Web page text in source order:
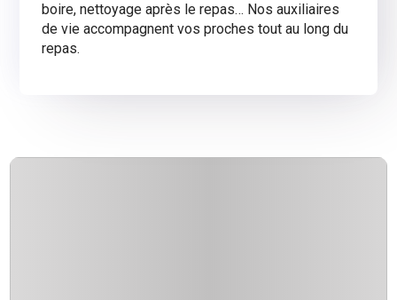
boire, nettoyage après le repas… Nos auxiliaires
de vie accompagnent vos proches tout au long du
repas.